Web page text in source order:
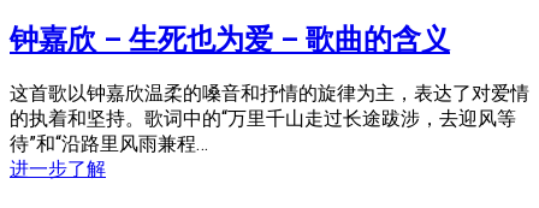
钟嘉欣 – 生死也为爱 – 歌曲的含义
这首歌以钟嘉欣温柔的嗓音和抒情的旋律为主，表达了对爱情
的执着和坚持。歌词中的“万里千山走过长途跋涉，去迎风等
待”和“沿路里风雨兼程…
进一步了解